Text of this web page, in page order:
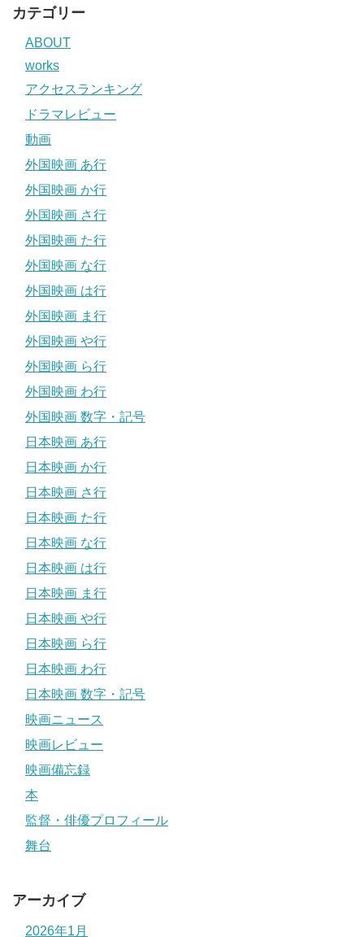
カテゴリー
ABOUT
works
アクセスランキング
ドラマレビュー
動画
外国映画 あ行
外国映画 か行
外国映画 さ行
外国映画 た行
外国映画 な行
外国映画 は行
外国映画 ま行
外国映画 や行
外国映画 ら行
外国映画 わ行
外国映画 数字・記号
日本映画 あ行
日本映画 か行
日本映画 さ行
日本映画 た行
日本映画 な行
日本映画 は行
日本映画 ま行
日本映画 や行
日本映画 ら行
日本映画 わ行
日本映画 数字・記号
映画ニュース
映画レビュー
映画備忘録
本
監督・俳優プロフィール
舞台
アーカイブ
2026年1月